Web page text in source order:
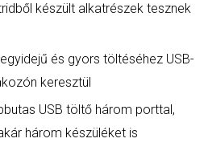
készült alkatrészek tesznek
és gyors töltéséhez USB-
keresztül
USB töltő három porttal,
három készüléket is